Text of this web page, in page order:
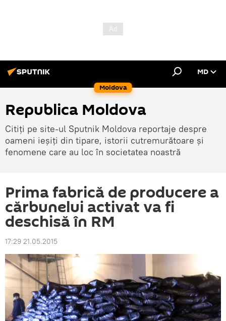
Moldova
MD
Republica Moldova
Citiți pe site-ul Sputnik Moldova reportaje despre
oameni ieșiți din tipare, istorii cutremurătoare și
fenomene care au loc în societatea noastră
Prima fabrică de producere a
cărbunelui activat va fi
deschisă în RM
17:29 21.05.2015